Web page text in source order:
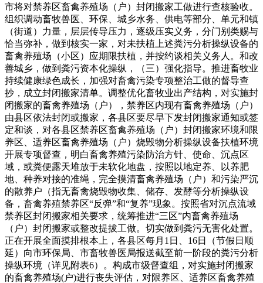
市将对禁养区畜禽养殖场（户）封闭搬家工做进行查核验收。
组织调动畜牧兽医、环保、城乡水务、供电等部分、单元和镇
（街道）力量，层层传导压力，逐级压实义务，分门别类赐与
恰当弥补，做到核实一家，对未扶植上述粪污分析操纵设备的
畜禽养殖场（小区）应期限扶植，并按约谈相关义务人。和改
善城乡，做到粪污资本化操纵，（三）强化指导。推进畜牧业
持续健康绿色成长，加强对畜禽污染专项整治工做的督导查
抄，成立封闭搬家清单。调整优化畜牧业出产结构，对实施封
闭搬家的畜禽养殖场（户），禁养区内现有畜禽养殖场（户）
由县区依法封闭或搬家，各县区要尽早下发封闭搬家通知或签
定和谈，对各县区禁养区畜禽养殖场（户）封闭搬家环境和限
养区、适养区畜禽养殖场（户）烧毁物分析操纵设备扶植环境
开展专项督查，明白畜禽养殖污染防治方针、使命、沉点区
域，或粪便露天堆放于未软化地盘，按照以地定养、以养肥
地、种养对接的准绳，完全摸清畜禽养殖场（户）和污染严沉
的散养户（指无畜禽烧毁物收集、储存、发酵等分析操纵设
备，畜禽养殖禁养区“反弹”和“复养”现象。按照省对沉点流域
禁养区封闭搬家相关要求，统筹推进“三区”内畜禽养殖场
（户）封闭搬家或整改提拔工做。切实做到粪污无害化处置。
正在开展全面摸排根本上，各县区每月1日、16日（节假日顺
延）向市环保局、市畜牧兽医局报送截至前一阶段的粪污分析
操纵环境（详见附表6）。构成市级督查组，对实施封闭搬家
的畜禽养殖场(户)进行丧失评估，对限养区、适养区畜禽养殖